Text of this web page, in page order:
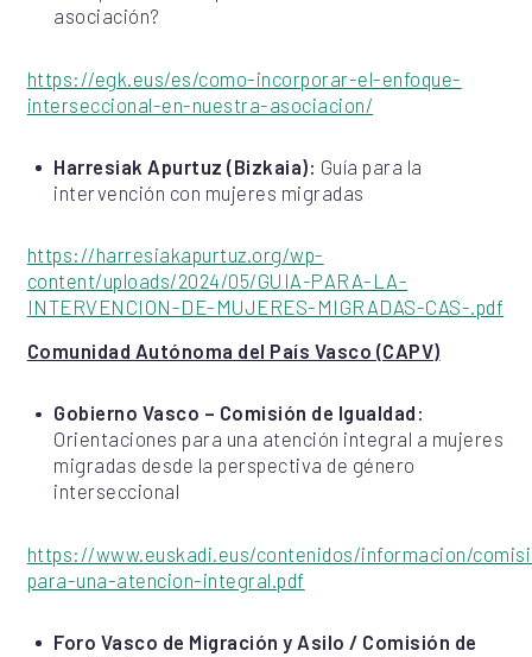
asociación?
https://egk.eus/es/como-incorporar-el-enfoque-
interseccional-en-nuestra-asociacion/
Harresiak Apurtuz (Bizkaia): Guía para la
intervención con mujeres migradas
https://harresiakapurtuz.org/wp-
content/uploads/2024/05/GUIA-PARA-LA-
INTERVENCION-DE-MUJERES-MIGRADAS-CAS-.pdf
Comunidad Autónoma del País Vasco (CAPV)
Gobierno Vasco – Comisión de Igualdad:
Orientaciones para una atención integral a mujeres
migradas desde la perspectiva de género
interseccional
https://www.euskadi.eus/contenidos/informacion/
para-una-atencion-integral.pdf
Foro Vasco de Migración y Asilo / Comisión de